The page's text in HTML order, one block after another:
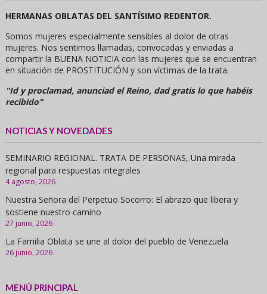
HERMANAS OBLATAS DEL SANTÍSIMO REDENTOR.
Somos mujeres especialmente sensibles al dolor de otras
mujeres. Nos sentimos llamadas, convocadas y enviadas a
compartir la BUENA NOTICIA con las mujeres que se encuentran
en situación de PROSTITUCIÓN y son víctimas de la trata.
"Id y proclamad, anunciad el Reino, dad gratis lo que habéis
recibido"
NOTICIAS Y NOVEDADES
SEMINARIO REGIONAL. TRATA DE PERSONAS, Una mirada
regional para respuestas integrales
4 agosto, 2026
Nuestra Señora del Perpetuo Socorro: El abrazo que libera y
sostiene nuestro camino
27 junio, 2026
La Familia Oblata se une al dolor del pueblo de Venezuela
26 junio, 2026
MENÚ PRINCIPAL